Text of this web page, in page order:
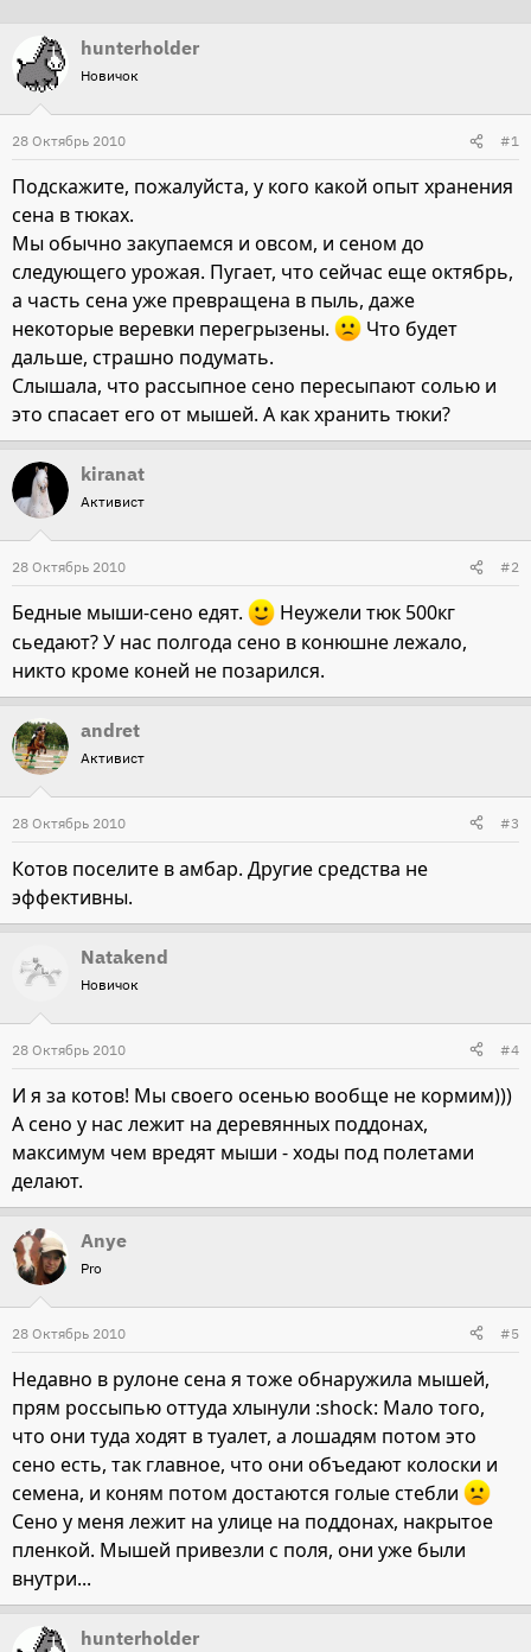
о
р
т
е
ы
а
а
л
hunterholder
Новичок
28 Октябрь 2010 #1
Подскажите, пожалуйста, у кого какой опыт хранения
сена в тюках.
Мы обычно закупаемся и овсом, и сеном до
следующего урожая. Пугает, что сейчас еще октябрь,
а часть сена уже превращена в пыль, даже
некоторые веревки перегрызены.
Что будет
дальше, страшно подумать.
Слышала, что рассыпное сено пересыпают солью и
это спасает его от мышей. А как хранить тюки?
kiranat
Активист
28 Октябрь 2010 #2
Бедные мыши-сено едят.
Неужели тюк 500кг
сьедают? У нас полгода сено в конюшне лежало,
никто кроме коней не позарился.
andret
Активист
28 Октябрь 2010 #3
Котов поселите в амбар. Другие средства не
эффективны.
Natakend
Новичок
28 Октябрь 2010 #4
И я за котов! Мы своего осенью вообще не кормим)))
А сено у нас лежит на деревянных поддонах,
максимум чем вредят мыши - ходы под полетами
делают.
Anye
Pro
28 Октябрь 2010 #5
Недавно в рулоне сена я тоже обнаружила мышей,
прям россыпью оттуда хлынули :shock: Мало того,
что они туда ходят в туалет, а лошадям потом это
сено есть, так главное, что они объедают колоски и
семена, и коням потом достаются голые стебли
Сено у меня лежит на улице на поддонах, накрытое
пленкой. Мышей привезли с поля, они уже были
внутри...
hunterholder